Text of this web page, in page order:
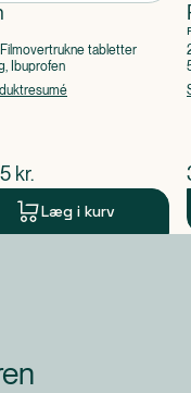
tabletter
Ibuprofen
pris
kr.
Læg i kurv